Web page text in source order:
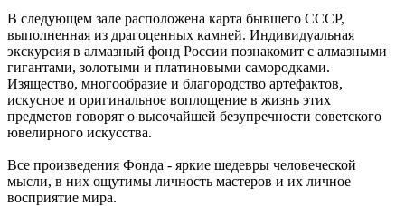
В следующем зале расположена карта бывшего СССР,
выполненная из драгоценных камней. Индивидуальная
экскурсия в алмазный фонд России познакомит с алмазными
гигантами, золотыми и платиновыми самородками.
Изящество, многообразие и благородство артефактов,
искусное и оригинальное воплощение в жизнь этих
предметов говорят о высочайшей безупречности советского
ювелирного искусства.
Все произведения Фонда - яркие шедевры человеческой
мысли, в них ощутимы личность мастеров и их личное
восприятие мира.